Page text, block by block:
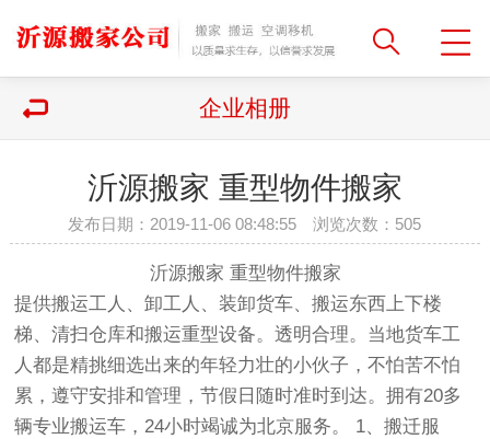
企业相册
沂源搬家 重型物件搬家
发布日期：2019-11-06 08:48:55 浏览次数： 505
沂源搬家 重型物件搬家
提供搬运工人、卸工人、装卸货车、搬运东西上下楼
梯、清扫仓库和搬运重型设备。透明合理。当地货车工
人都是精挑细选出来的年轻力壮的小伙子，不怕苦不怕
累，遵守安排和管理，节假日随时准时到达。拥有20多
辆专业搬运车，24小时竭诚为北京服务。 1、搬迁服